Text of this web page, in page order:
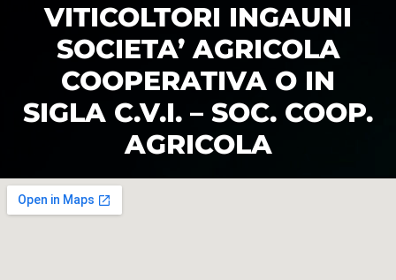
VITICOLTORI INGAUNI
SOCIETA’ AGRICOLA
COOPERATIVA O IN
SIGLA C.V.I. – SOC. COOP.
AGRICOLA